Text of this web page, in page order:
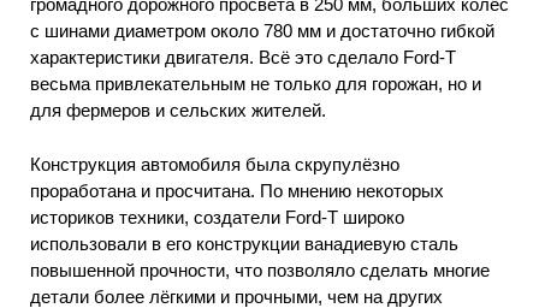
громадного дорожного просвета в 250 мм, больших колёс
с шинами диаметром около 780 мм и достаточно гибкой
характеристики двигателя. Всё это сделало Ford-Т
весьма привлекательным не только для горожан, но и
для фермеров и сельских жителей.
Конструкция автомобиля была скрупулёзно
проработана и просчитана. По мнению некоторых
историков техники, создатели Ford-Т широко
использовали в его конструкции ванадиевую сталь
повышенной прочности, что позволяло сделать многие
детали более лёгкими и прочными, чем на других